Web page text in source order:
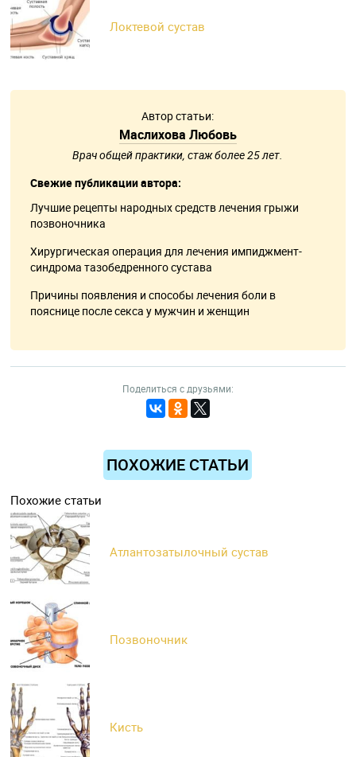
Локтевой сустав
Автор статьи:
Маслихова Любовь
Врач общей практики, стаж более 25 лет.
Свежие публикации автора:
Лучшие рецепты народных средств лечения грыжи
позвоночника
Хирургическая операция для лечения импиджмент-
синдрома тазобедренного сустава
Причины появления и способы лечения боли в
пояснице после секса у мужчин и женщин
Поделиться с друзьями:
ПОХОЖИЕ СТАТЬИ
Похожие статьи
Атлантозатылочный сустав
Позвоночник
Кисть